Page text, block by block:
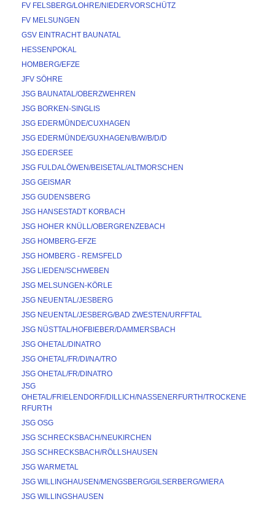
FV FELSBERG/LOHRE/NIEDERVORSCHÜTZ
FV MELSUNGEN
GSV EINTRACHT BAUNATAL
HESSENPOKAL
HOMBERG/EFZE
JFV SÖHRE
JSG BAUNATAL/OBERZWEHREN
JSG BORKEN-SINGLIS
JSG EDERMÜNDE/CUXHAGEN
JSG EDERMÜNDE/GUXHAGEN/B/W/B/D/D
JSG EDERSEE
JSG FULDALÖWEN/BEISETAL/ALTMORSCHEN
JSG GEISMAR
JSG GUDENSBERG
JSG HANSESTADT KORBACH
JSG HOHER KNÜLL/OBERGRENZEBACH
JSG HOMBERG-EFZE
JSG HOMBERG - REMSFELD
JSG LIEDEN/SCHWEBEN
JSG MELSUNGEN-KÖRLE
JSG NEUENTAL/JESBERG
JSG NEUENTAL/JESBERG/BAD ZWESTEN/URFFTAL
JSG NÜSTTAL/HOFBIEBER/DAMMERSBACH
JSG OHETAL/DINATRO
JSG OHETAL/FR/DI/NA/TRO
JSG OHETAL/FR/DINATRO
JSG
OHETAL/FRIELENDORF/DILLICH/NASSENERFURTH/TROCKENE
RFURTH
JSG OSG
JSG SCHRECKSBACH/NEUKIRCHEN
JSG SCHRECKSBACH/RÖLLSHAUSEN
JSG WARMETAL
JSG WILLINGHAUSEN/MENGSBERG/GILSERBERG/WIERA
JSG WILLINGSHAUSEN